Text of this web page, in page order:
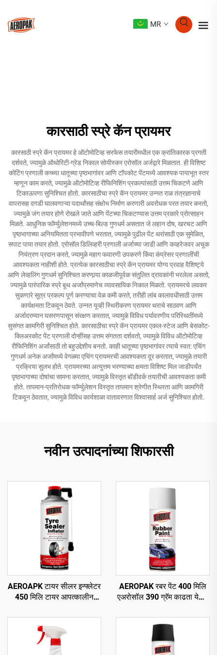
MR
कारसाठी स्प्रे कॅन प्रायमर
कारसाठी स्प्रे कॅन प्रायमर हे ऑटोमोटिव्ह सरफेस तयारीमधील एक क्रांतिकारक प्रगती
दर्शवते, ज्यामुळे ऑथोरिटी-ग्रेड निकाल सोयीस्कर एरोसॉल अर्जद्वारे मिळतात. ही विशिष्ट
कोटिंग प्रणाली कच्च्या धातूच्या पृष्ठभागांवर आणि टॉपकोट पेंटमध्ये आवश्यक पायाभूत स्तर
म्हणून काम करते, ज्यामुळे ऑटोमोटिव्ह रीफिनिशिंग प्रकल्पांसाठी उत्तम चिकटणे आणि
टिकाऊपणा सुनिश्चित होतो. कारसाठीचा स्प्रे कॅन प्रायमर उन्नत राळ तंत्रज्ञानाचे
वापरासह दगडी घालवणाऱ्या पदार्थांसह संक्षोभ निर्माण करणारी अवरोधक परत तयार करतो,
ज्यामुळे जंग तयार होणे रोखले जाते आणि पेंटच्या चिकटण्यास उत्तम प्रकारे प्रोत्साहन
मिळते. आधुनिक फॉर्म्युलेशनमध्ये उच्च-बिल्ड गुणधर्म असतात जे लहान दोष, खरचट आणि
पृष्ठभागाच्या अनियमितता प्रभावीपणे भरतात, ज्यामुळे पुढील पेंट थरांसाठी एक सुमेळित,
सपाट पाया तयार होतो. एरोसॉल डिलिव्हरी प्रणाली अर्जाच्या जाडी आणि कव्हरेजवर अचूक
नियंत्रण प्रदान करते, ज्यामुळे महाग फवारणी उपकरणे किंवा कंप्रेसर प्रणालींची
आवश्यकता नाहीशी होते. प्रत्येक कारसाठीचा स्प्रे कॅन प्रायमर योग्य प्रवाह वैशिष्ट्ये
आणि लेव्हलिंग गुणधर्म सुनिश्चित करणार्‍या काळजीपूर्वक संतुलित द्रावकांनी भरलेला असतो,
ज्यामुळे पारंपारिक स्प्रे बूथ अर्जांप्रमाणेच व्यावसायिक निकाल मिळतो. प्रायमरचे लवकर
सुकणारे सूत्र प्रकल्प पूर्ण करण्याचा वेळ कमी करते, तरीही लांब कालावधीसाठी उत्तम
कार्यक्षमता टिकवून ठेवते. उन्नत यूव्ही स्थिरीकरण प्रायमर थराचे साठवण आणि
अर्जादरम्यान घसरणपासून संरक्षण करतात, ज्यामुळे विविध पर्यावरणीय परिस्थितींमध्ये
सुसंगत कामगिरी सुनिश्चित होते. कारसाठीचा स्प्रे कॅन प्रायमर एकल-स्टेज आणि बेसकोट-
क्लिअरकोट पेंट प्रणाली दोन्हींसह उत्तम संगतता दर्शवतो, ज्यामुळे विविध ऑटोमोटिव्ह
रीफिनिशिंग अर्जांसाठी तो बहुउद्देशीय बनतो. काही धातूच्या पृष्ठभागांवर त्याचे स्वत: एचिंग
गुणधर्म अनेक अर्जांमध्ये वेगळ्या एचिंग प्रायमरची आवश्यकता दूर करतात, ज्यामुळे तयारी
प्रक्रिया सुलभ होते. प्रायमरच्या अत्युत्तम भरण्याच्या क्षमता विशिष्ट मिल जाडीपर्यंत
पृष्ठभागाच्या दोषांचा सामना करतात, ज्यामुळे विस्तृत बॉडीवर्क तयारीची आवश्यकता कमी
होते. तापमान-प्रतिरोधक फॉर्म्युलेशन विस्तृत तापमान श्रेणीत स्थिरता आणि कामगिरी
टिकवून ठेवतात, ज्यामुळे विविध कार्यशाळा वातावरणात विश्वासार्ह अर्ज सुनिश्चित होतो.
नवीन उत्पादनांच्या शिफारसी
AEROAPK टायर सीलर इन्फ्लेटर
450 मिलि टायर आपत्कालीन
वायू भरणे
AEROPAK रबर पेंट 400 मिलि
एअरोसॉल 390 ग्रॅम काढता येणारे